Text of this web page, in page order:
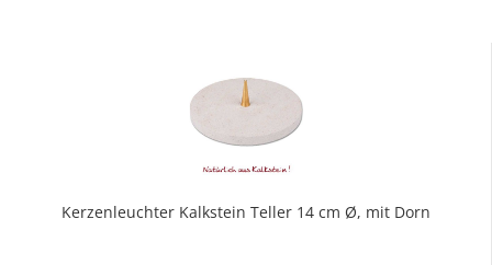
Kerzenleuchter Kalkstein Teller 14 cm Ø, mit Dorn